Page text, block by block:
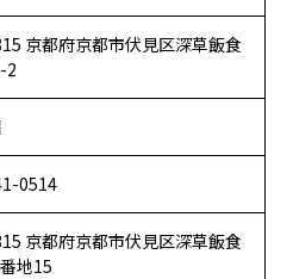
京都府京都市伏見区深草飯食
2
0514
京都府京都市伏見区深草飯食
地15